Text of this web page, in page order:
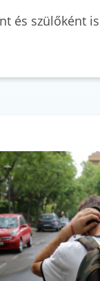
és szülőként